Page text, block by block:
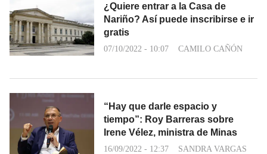
¿Quiere entrar a la Casa de
Nariño? Así puede inscribirse e ir
gratis
07/10/2022 - 10:07 CAMILO CAÑÓN
“Hay que darle espacio y
tiempo”: Roy Barreras sobre
Irene Vélez, ministra de Minas
16/09/2022 - 12:37 SANDRA VARGAS